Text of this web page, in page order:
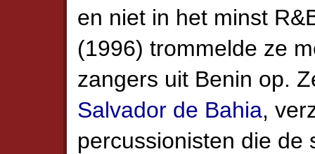
en niet in het minst
(1996) trommelde ze
zangers uit Benin op.
Salvador de Bahia,
percussionisten die de